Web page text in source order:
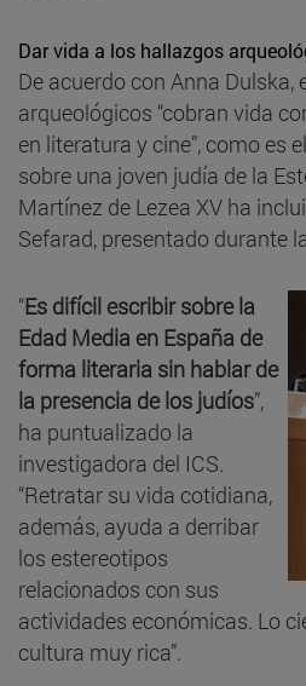
Dar vida a los hallazgos
De acuerdo con Anna Dulska,
arqueológicos “cobran vida
en literatura y cine”, como es
sobre una joven judía de la
Martínez de Lezea XV ha
Sefarad, presentado durante
“Es difícil escribir sobre la
Edad Media en España de
forma literaria sin hablar de
la presencia de los judíos”,
ha puntualizado la
investigadora del ICS.
“Retratar su vida cotidiana,
además, ayuda a derribar
los estereotipos
relacionados con sus
actividades económicas. Lo
cultura muy rica”.